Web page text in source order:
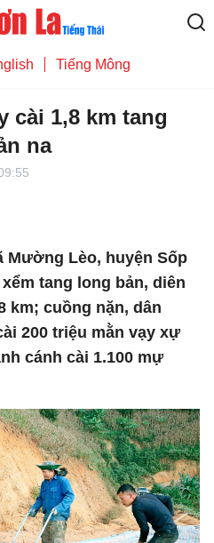
Tiếng Mông
cài 1,8 km tang
na
Mường Lèo, huyện Sốp
tang long bản, diên
km; cuồng nặn, dân
200 triệu mằn vạy xự
cánh cài 1.100 mự